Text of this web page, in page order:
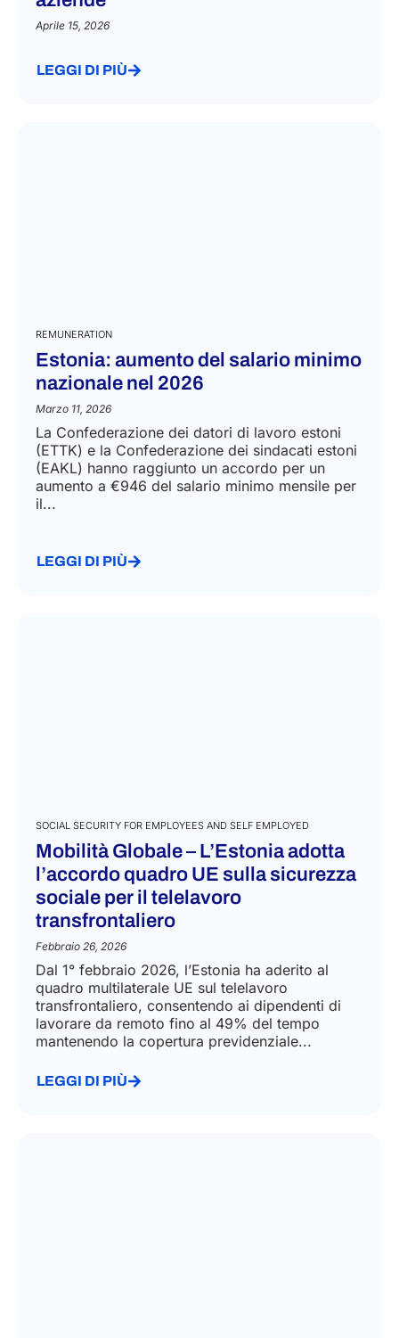
Aprile 15, 2026
LEGGI DI PIÙ
REMUNERATION
Estonia: aumento del salario minimo
nazionale nel 2026
Marzo 11, 2026
La Confederazione dei datori di lavoro estoni
(ETTK) e la Confederazione dei sindacati estoni
(EAKL) hanno raggiunto un accordo per un
aumento a €946 del salario minimo mensile per
il...
LEGGI DI PIÙ
SOCIAL SECURITY FOR EMPLOYEES AND SELF EMPLOYED
Mobilità Globale – L’Estonia adotta
l’accordo quadro UE sulla sicurezza
sociale per il telelavoro
transfrontaliero
Febbraio 26, 2026
Dal 1° febbraio 2026, l’Estonia ha aderito al
quadro multilaterale UE sul telelavoro
transfrontaliero, consentendo ai dipendenti di
lavorare da remoto fino al 49% del tempo
mantenendo la copertura previdenziale...
LEGGI DI PIÙ